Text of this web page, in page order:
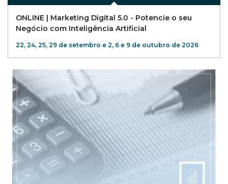
ONLINE | Marketing Digital 5.0 - Potencie o seu
Negócio com Inteligência Artificial
22, 24, 25, 29 de setembro e 2, 6 e 9 de outubro de 2026